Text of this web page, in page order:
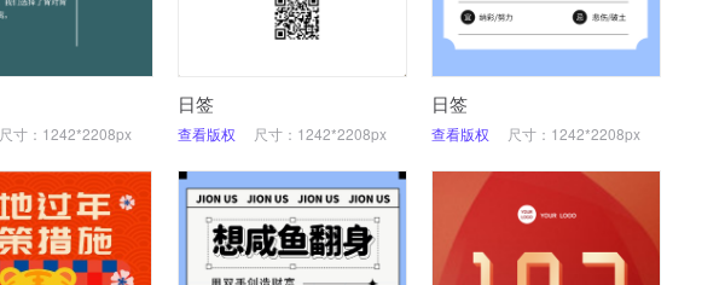
尺寸：1242*2208px
日签
查看版权 尺寸：1242*2208px
日签
查看版权 尺寸：1242*2208px